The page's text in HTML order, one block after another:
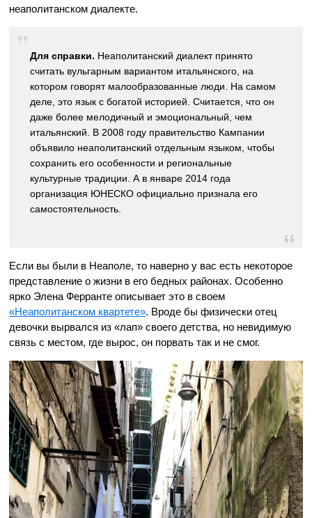
неаполитанском диалекте.
Для справки. Неаполитанский диалект принято
считать вульгарным вариантом итальянского, на
котором говорят малообразованные люди. На самом
деле, это язык с богатой историей. Считается, что он
даже более мелодичный и эмоциональный, чем
итальянский. В 2008 году правительство Кампании
объявило неаполитанский отдельным языком, чтобы
сохранить его особенности и региональные
культурные традиции. А в январе 2014 года
организация ЮНЕСКО официально признала его
самостоятельность.
Если вы были в Неаполе, то наверно у вас есть некоторое
представление о жизни в его бедных районах. Особенно
ярко Элена Ферранте описывает это в своем
«Неаполитанском квартете». Вроде бы физически отец
девочки вырвался из «лап» своего детства, но невидимую
связь с местом, где вырос, он порвать так и не смог.